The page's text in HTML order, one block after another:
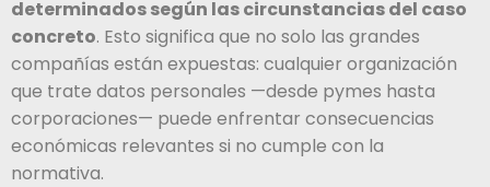
determinados según las circunstancias del caso
concreto. Esto significa que no solo las grandes
compañías están expuestas: cualquier organización
que trate datos personales —desde pymes hasta
corporaciones— puede enfrentar consecuencias
económicas relevantes si no cumple con la
normativa.